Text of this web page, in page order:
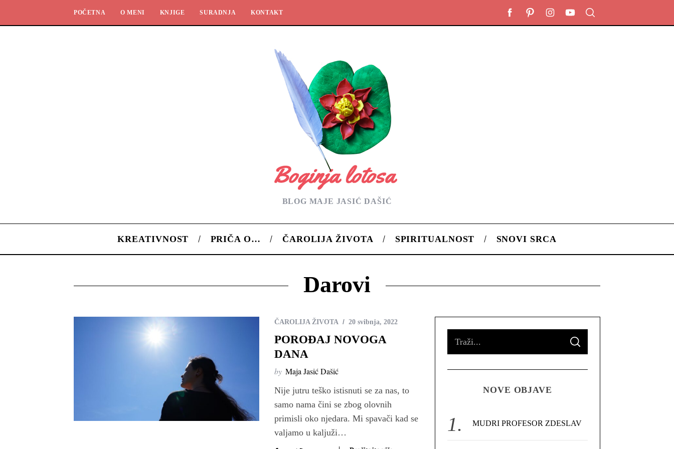
POČETNA O MENI KNJIGE SURADNJA KONTAKT
BLOG MAJE JASIĆ DAŠIĆ
KREATIVNOST PRIČA O… ČAROLIJA ŽIVOTA SPIRITUALNOST SNOVI SRCA
Darovi
ČAROLIJA ŽIVOTA 20 svibnja, 2022
POROĐAJ NOVOGA
DANA
by Maja Jasić Dašić
Nije jutru teško istisnuti se za nas, to
samo nama čini se zbog olovnih
primisli oko njedara. Mi spavači kad se
valjamo u kaljuži…
o
S
A
C
NOVE OBJAVE
MUDRI PROFESOR ZDESLAV